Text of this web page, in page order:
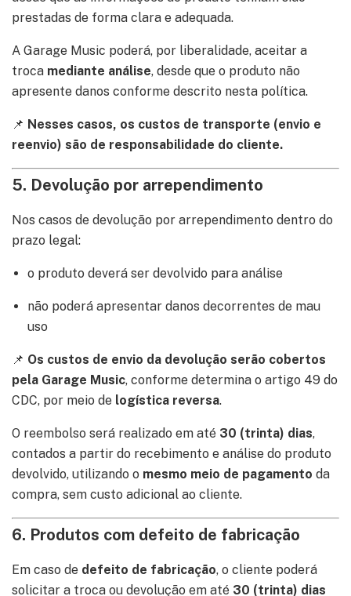
prestadas de forma clara e adequada.
A Garage Music poderá, por liberalidade, aceitar a
troca mediante análise, desde que o produto não
apresente danos conforme descrito nesta política.
📌 Nesses casos, os custos de transporte (envio e
reenvio) são de responsabilidade do cliente.
5. Devolução por arrependimento
Nos casos de devolução por arrependimento dentro do
prazo legal:
o produto deverá ser devolvido para análise
não poderá apresentar danos decorrentes de mau
uso
📌 Os custos de envio da devolução serão cobertos
pela Garage Music, conforme determina o artigo 49 do
CDC, por meio de logística reversa.
O reembolso será realizado em até 30 (trinta) dias,
contados a partir do recebimento e análise do produto
devolvido, utilizando o mesmo meio de pagamento da
compra, sem custo adicional ao cliente.
6. Produtos com defeito de fabricação
Em caso de defeito de fabricação, o cliente poderá
solicitar a troca ou devolução em até 30 (trinta) dias